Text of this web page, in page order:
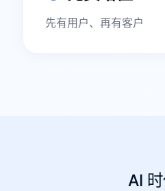
先有用户、再有客户
AI